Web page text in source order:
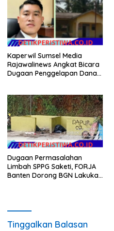
Kaperwil Sumsel Media
Rajawalinews Angkat Bicara
Dugaan Penggelapan Dana
Hilang 3 Bulan Bawa
Anggaran Pembangunan
Dugaan Permasalahan
Limbah SPPG Saketi, FORJA
Banten Dorong BGN Lakukan
Tinggalkan Balasan